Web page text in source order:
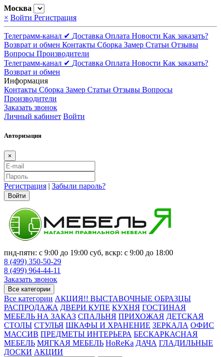
Москва
× Войти Регистрация
Телеграмм-канал ✔ Доставка Оплата Новости Как заказать?
Возврат и обмен Контакты Сборка Замер Статьи Отзывы
Вопросы Производители
Телеграмм-канал ✔ Доставка Оплата Новости Как заказать?
Возврат и обмен
Информация
Контакты Сборка Замер Статьи Отзывы Вопросы
Производители
Заказать звонок
Личный кабинет Войти
Авторизация
×
Регистрация | Забыли пароль?
Войти
пнд-пятн: с 9:00 до 19:00 суб, вскр: с 9:00 до 18:00
8 (499) 350-50-29
8 (499) 964-44-11
Заказать звонок
Все категории
Все категории АКЦИЯ!! ВЫСТАВОЧНЫЕ ОБРАЗЦЫ
РАСПРОДАЖА ДВЕРИ КУПЕ КУХНЯ ГОСТИНАЯ
МЕБЕЛЬ НА ЗАКАЗ СПАЛЬНЯ ПРИХОЖАЯ ДЕТСКАЯ
СТОЛЫ СТУЛЬЯ ШКАФЫ И ХРАНЕНИЕ ЗЕРКАЛА ОФИС
МАССИВ ПРЕДМЕТЫ ИНТЕРЬЕРА БЕСКАРКАСНАЯ
МЕБЕЛЬ МЯГКАЯ МЕБЕЛЬ HoReKa ДАЧА ГЛАДИЛЬНЫЕ
ДОСКИ АКЦИИ